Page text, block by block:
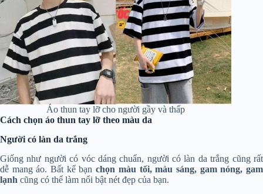
Áo thun tay lỡ cho người gầy và thấp
Cách chọn áo thun tay lỡ theo màu da
Người có làn da trắng
Giống như người có vóc dáng chuẩn, người có làn da trắng cũng rất
dễ mang áo. Bất kể bạnchọn màu tối, màu sáng, gam nóng, gam
lạnh cũng có thể làm nổi bật nét đẹp của bạn.